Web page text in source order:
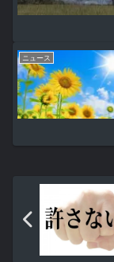
ニュース